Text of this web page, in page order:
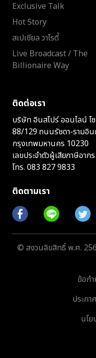
Exclusive Talk
Hot Story
สเปเชียล วาไรตี้
Live Broadcast / The
Billionaire Way
ติดต่อเรา
บริษัท อินสไปร์ ออนไลน์ โ
88/129 ถนนรัชดา-รามอิน
กรุงเทพมหานคร 10230
เลขประจำตัวผู้เสียภาษีอา
โทร. 083 827 9833
ติดตามเรา
© สงวนลิขสิทธิ์ พ.ศ.
ข้อก
ประกา
นโย